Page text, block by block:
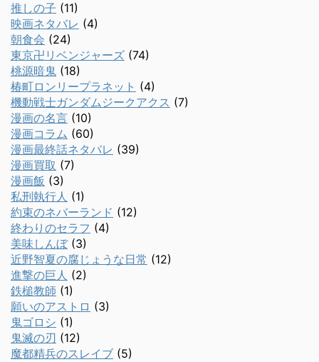
推しの子 (11)
映画ネタバレ (4)
朝食会 (24)
東京卍リベンジャーズ (74)
桃源暗鬼 (18)
椿町ロンリープラネット (4)
機動戦士ガンダムジークアクス (7)
漫画の名言 (10)
漫画コラム (60)
漫画最終話ネタバレ (39)
漫画買取 (7)
漫画飯 (3)
私刑執行人 (1)
約束のネバーランド (12)
終わりのセラフ (4)
美味しんぼ(3)
近野智夏の腐じょうな日常 (12)
進撃の巨人 (2)
鉄槌教師 (1)
願いのアストロ (3)
鬼ゴロシ (1)
鬼滅の刃 (12)
魔都精兵のスレイブ (5)